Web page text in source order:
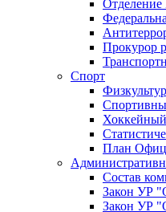
Прокурор
Спорт
План
Состав
Закон УР
Закон УР